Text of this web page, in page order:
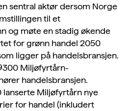
sentral aktør dersom Norge
til et
og møte en stadig økende
for grønn handel 2050
ligger på handelsbransjen.
Miljøfyrtårn-
handelsbransjen.
lanserte Miljøfyrtårn nye
for handel (inkludert